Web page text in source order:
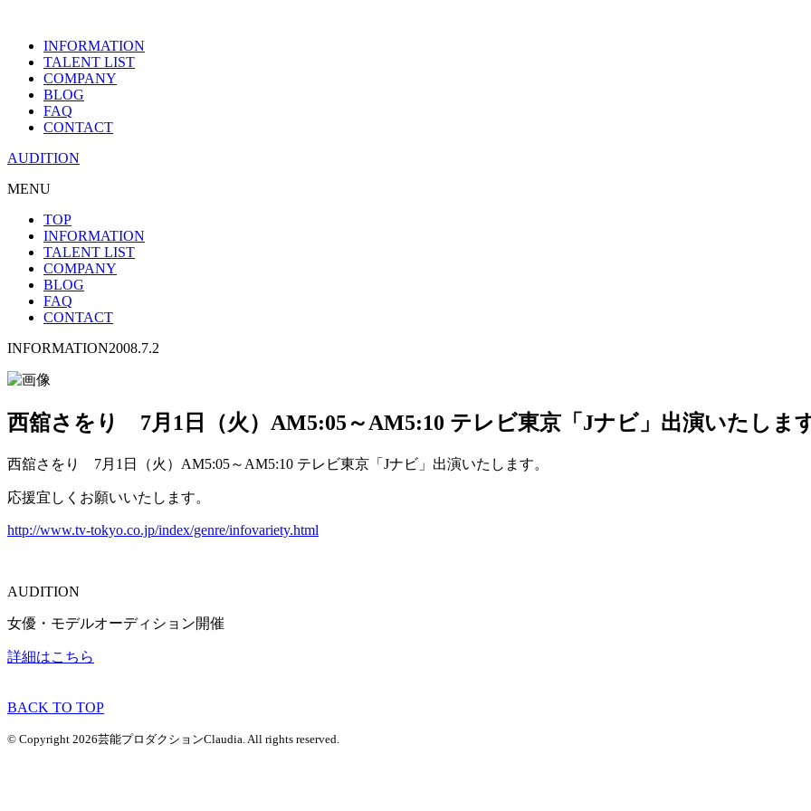
INFORMATION
TALENT LIST
COMPANY
BLOG
FAQ
CONTACT
AUDITION
MENU
TOP
INFORMATION
TALENT LIST
COMPANY
BLOG
FAQ
CONTACT
INFORMATION2008.7.2
西舘さをり 7月1日（火）AM5:05～AM5:10 テレビ東京「Jナビ」出演いたしま
西舘さをり 7月1日（火）AM5:05～AM5:10 テレビ東京「Jナビ」出演いたします。
応援宜しくお願いいたします。
http://www.tv-tokyo.co.jp/index/genre/infovariety.html
AUDITION
女優・モデルオーディション開催
詳細はこちら
BACK TO TOP
© Copyright 2026芸能プロダクションClaudia. All rights reserved.